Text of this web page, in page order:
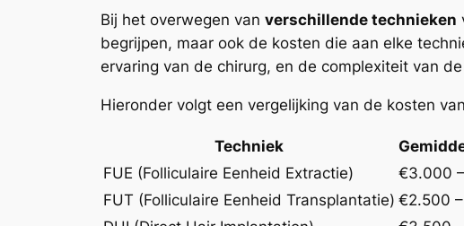
Bij het overwegen van verschillende technieken
begrijpen, maar ook de kosten die aan elke
ervaring van de chirurg, en de complexiteit van
Hieronder volgt een vergelijking van de kosten
Techniek
FUE (Folliculaire Eenheid Extractie)
€3.000
FUT (Folliculaire Eenheid Transplantatie) €2.500